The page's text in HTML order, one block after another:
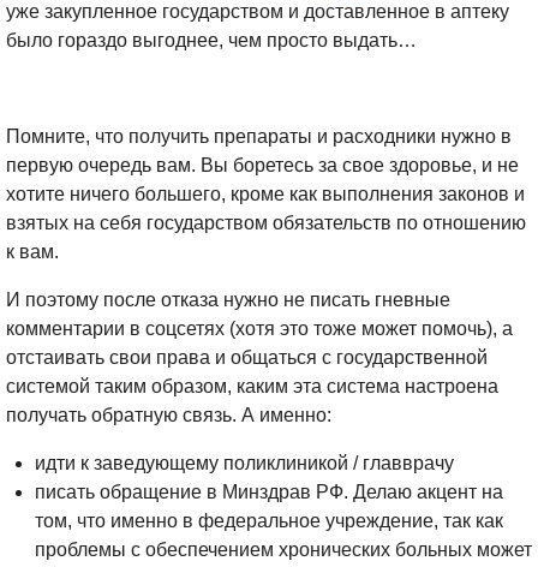
уже закупленное государством и доставленное в аптеку
было гораздо выгоднее, чем просто выдать…
Помните, что получить препараты и расходники нужно в
первую очередь вам. Вы боретесь за свое здоровье, и не
хотите ничего большего, кроме как выполнения законов и
взятых на себя государством обязательств по отношению
к вам.
И поэтому после отказа нужно не писать гневные
комментарии в соцсетях (хотя это тоже может помочь), а
отстаивать свои права и общаться с государственной
системой таким образом, каким эта система настроена
получать обратную связь. А именно:
идти к заведующему поликлиникой / главврачу
писать обращение в Минздрав РФ. Делаю акцент на
том, что именно в федеральное учреждение, так как
проблемы с обеспечением хронических больных может